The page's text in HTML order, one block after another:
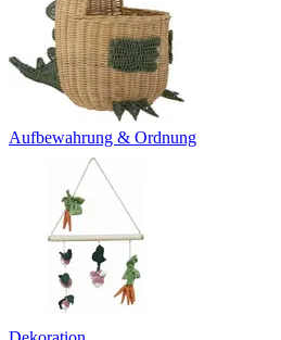
Aufbewahrung & Ordnung